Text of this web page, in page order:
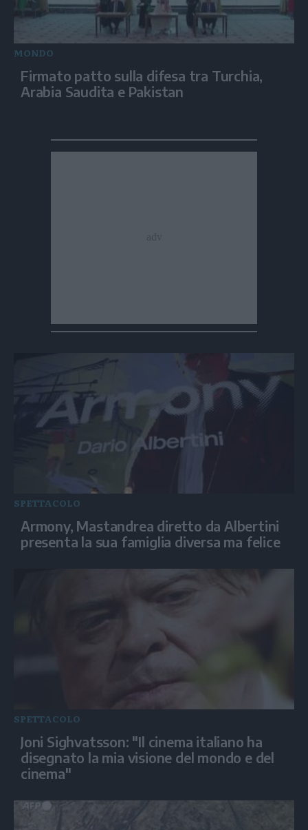
MONDO
Firmato patto sulla difesa tra Turchia,
Arabia Saudita e Pakistan
SPETTACOLO
Armony, Mastandrea diretto da Albertini
presenta la sua famiglia diversa ma felice
SPETTACOLO
Joni Sighvatsson: "Il cinema italiano ha
disegnato la mia visione del mondo e del
cinema"